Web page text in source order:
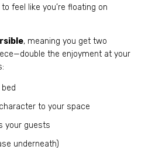
feel like you’re floating on
, meaning you get two
the enjoyment at your
to your space
your guests
underneath)